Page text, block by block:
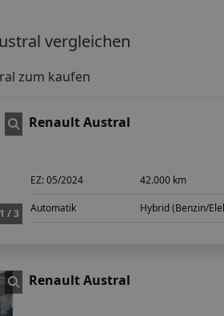
vergleichen
zum kaufen
1 / 3
Renault Austral
EZ:05/2024 42.000 km
Automatik Hybrid (Benzin/
Renault Austral